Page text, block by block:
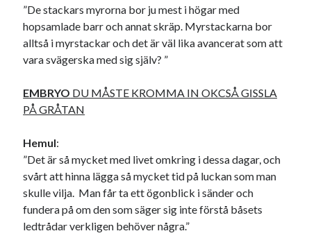
”De stackars myrorna bor ju mest i högar med
hopsamlade barr och annat skräp. Myrstackarna bor
alltså i myrstackar och det är väl lika avancerat som att
vara svägerska med sig själv? ”
EMBRYO DU MÅSTE KROMMA IN OKCSÅ GISSLA
PÅ GRÅTAN
Hemul:
”Det är så mycket med livet omkring i dessa dagar, och
svårt att hinna lägga så mycket tid på luckan som man
skulle vilja. Man får ta ett ögonblick i sänder och
fundera på om den som säger sig inte förstå båsets
ledtrådar verkligen behöver några.”